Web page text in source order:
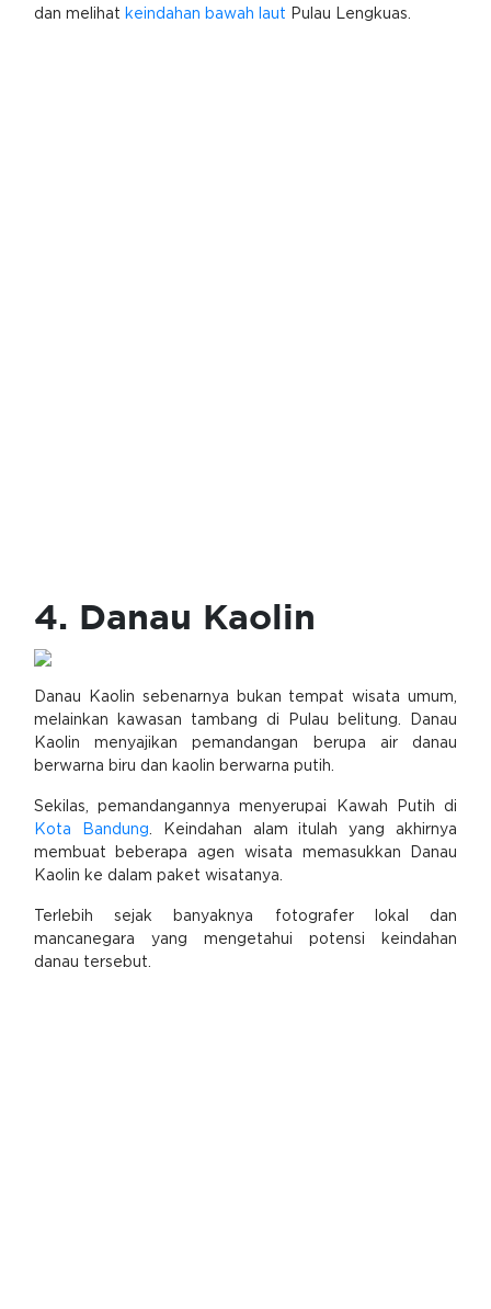
dan melihat keindahan bawah laut Pulau Lengkuas.
4. Danau Kaolin
Danau Kaolin sebenarnya bukan tempat wisata umum,
melainkan kawasan tambang di Pulau belitung. Danau
Kaolin menyajikan pemandangan berupa air danau
berwarna biru dan kaolin berwarna putih.
Sekilas, pemandangannya menyerupai Kawah Putih di
Kota Bandung. Keindahan alam itulah yang akhirnya
membuat beberapa agen wisata memasukkan Danau
Kaolin ke dalam paket wisatanya.
Terlebih sejak banyaknya fotografer lokal dan
mancanegara yang mengetahui potensi keindahan
danau tersebut.